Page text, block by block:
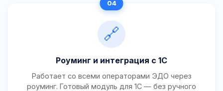
🔗
Роуминг и интеграция с 1С
Работает со всеми операторами ЭДО через
роуминг. Готовый модуль для 1С — без ручного